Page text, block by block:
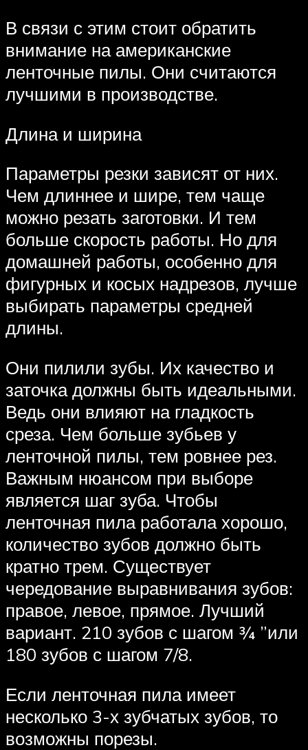
В связи с этим стоит обратить
внимание на американские
ленточные пилы. Они считаются
лучшими в производстве.
Длина и ширина
Параметры резки зависят от них.
Чем длиннее и шире, тем чаще
можно резать заготовки. И тем
больше скорость работы. Но для
домашней работы, особенно для
фигурных и косых надрезов, лучше
выбирать параметры средней
длины.
Они пилили зубы. Их качество и
заточка должны быть идеальными.
Ведь они влияют на гладкость
среза. Чем больше зубьев у
ленточной пилы, тем ровнее рез.
Важным нюансом при выборе
является шаг зуба. Чтобы
ленточная пила работала хорошо,
количество зубов должно быть
кратно трем. Существует
чередование выравнивания зубов:
правое, левое, прямое. Лучший
вариант. 210 зубов с шагом ¾ ”или
180 зубов с шагом 7/8.
Если ленточная пила имеет
несколько 3-х зубчатых зубов, то
возможны порезы.